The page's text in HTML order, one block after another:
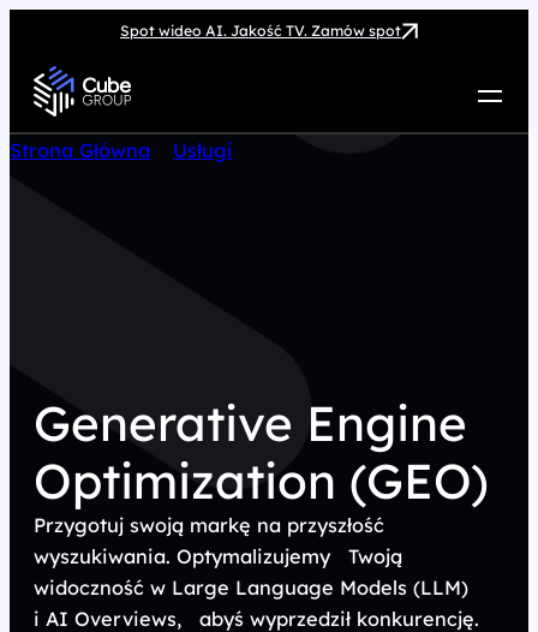
Spot wideo AI. Jakość TV. Zamów spot
Usługi
Strona Główna Usługi
Generative Engine
Optimization (GEO)
Przygotuj swoją markę na przyszłość
wyszukiwania. Optymalizujemy Twoją
widoczność w Large Language Models (LLM)
i AI Overviews, abyś wyprzedził konkurencję.